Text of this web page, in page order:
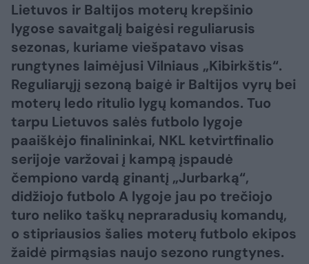
Lietuvos ir Baltijos moterų krepšinio
lygose savaitgalį baigėsi reguliarusis
sezonas, kuriame viešpatavo visas
rungtynes laimėjusi Vilniaus „Kibirkštis“.
Reguliarųjį sezoną baigė ir Baltijos vyrų bei
moterų ledo ritulio lygų komandos. Tuo
tarpu Lietuvos salės futbolo lygoje
paaiškėjo finalininkai, NKL ketvirtfinalio
serijoje varžovai į kampą įspaudė
čempiono vardą ginantį „Jurbarką“,
didžiojo futbolo A lygoje jau po trečiojo
turo neliko taškų nepraradusių komandų,
o stipriausios šalies moterų futbolo ekipos
žaidė pirmąsias naujo sezono rungtynes.